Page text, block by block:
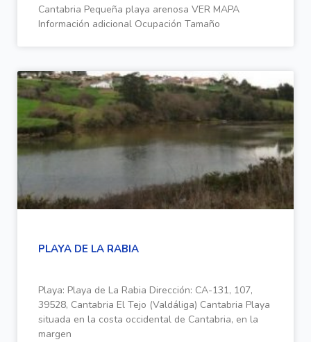
Cantabria Pequeña playa arenosa VER MAPA
Información adicional Ocupación Tamaño
PLAYA DE LA RABIA
Playa: Playa de La Rabia Dirección: CA-131, 107,
39528, Cantabria El Tejo (Valdáliga) Cantabria Playa
situada en la costa occidental de Cantabria, en la
margen